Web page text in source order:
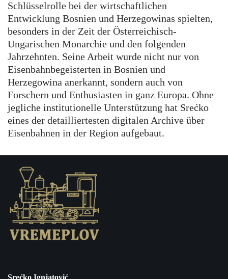
Schlüsselrolle bei der wirtschaftlichen
Entwicklung Bosnien und Herzegowinas spielten,
besonders in der Zeit der Österreichisch-
Ungarischen Monarchie und den folgenden
Jahrzehnten. Seine Arbeit wurde nicht nur von
Eisenbahnbegeisterten in Bosnien und
Herzegowina anerkannt, sondern auch von
Forschern und Enthusiasten in ganz Europa. Ohne
jegliche institutionelle Unterstützung hat Srećko
eines der detailliertesten digitalen Archive über
Eisenbahnen in der Region aufgebaut.